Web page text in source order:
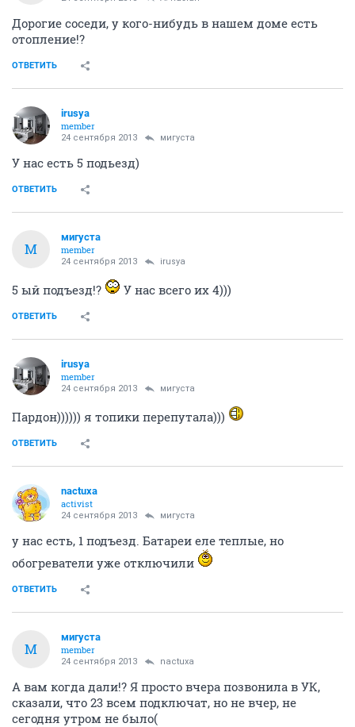
Дорогие соседи, у кого-нибудь в нашем доме есть
отопление!?
ОТВЕТИТЬ
irusya
member
24 сентября 2013 мигуста
У нас есть 5 подьезд)
ОТВЕТИТЬ
М
мигуста
member
24 сентября 2013 irusya
5 ый подъезд!? У нас всего их 4)))
ОТВЕТИТЬ
irusya
member
24 сентября 2013 мигуста
Пардон)))))) я топики перепутала)))
ОТВЕТИТЬ
nactuxa
activist
24 сентября 2013 мигуста
у нас есть, 1 подъезд. Батареи еле теплые, но
обогреватели уже отключили
ОТВЕТИТЬ
М
мигуста
member
24 сентября 2013 nactuxa
А вам когда дали!? Я просто вчера позвонила в УК,
сказали, что 23 всем подключат, но не вчер, не
сегодня утром не было(